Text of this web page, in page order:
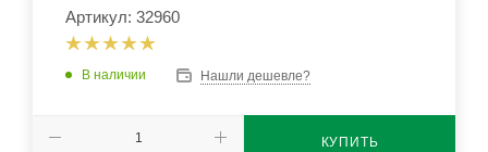
Артикул: 32960
В наличии Нашли дешевле?
КУПИТЬ